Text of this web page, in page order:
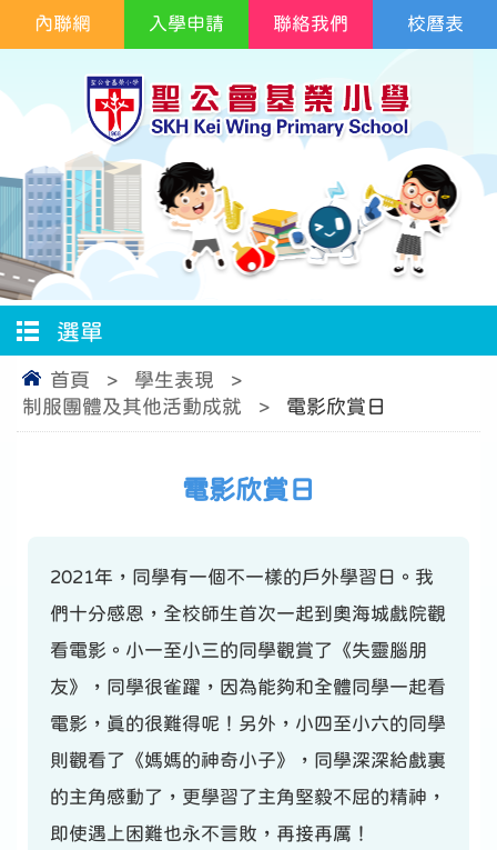
校曆表
內聯網 入學申請 聯絡我們
選單
首頁 > 學生表現
>
制服團體及其他活動成就
> 電影欣賞日
電影欣賞日
2021年，同學有一個不一樣的戶外學習日。我
們十分感恩，全校師生首次一起到奧海城戲院觀
看電影。小一至小三的同學觀賞了《失靈腦朋
友》，同學很雀躍，因為能夠和全體同學一起看
電影，真的很難得呢！另外，小四至小六的同學
則觀看了《媽媽的神奇小子》，同學深深給戲裏
的主角感動了，更學習了主角堅毅不屈的精神，
即使遇上困難也永不言敗，再接再厲！